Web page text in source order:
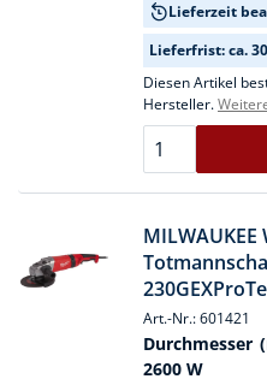
Lieferzeit
Lieferfrist: ca.
Diesen Artikel
Hersteller.
Art.-Nr.: 601421
Durchmesser
2600 W